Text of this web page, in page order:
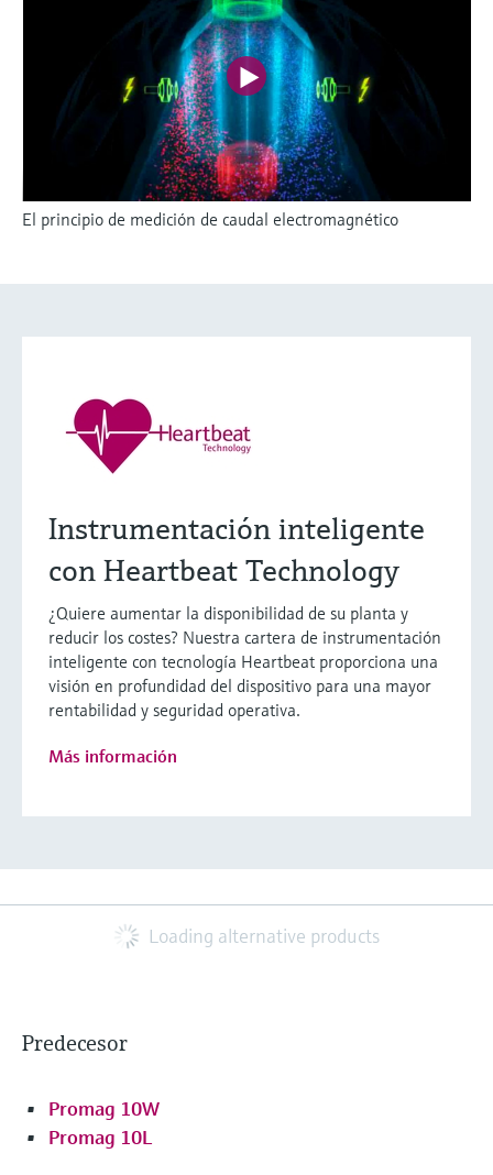
El principio de medición de caudal electromagnético
Instrumentación inteligente
con Heartbeat Technology
¿Quiere aumentar la disponibilidad de su planta y
reducir los costes? Nuestra cartera de instrumentación
inteligente con tecnología Heartbeat proporciona una
visión en profundidad del dispositivo para una mayor
rentabilidad y seguridad operativa.
Más información
Loading alternative products
Predecesor
Promag 10W
Promag 10L